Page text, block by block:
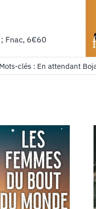
Fnac, 6€60
Mots-clés : En attendant
Livre à Lire : Les
Femmes du bout du
monde